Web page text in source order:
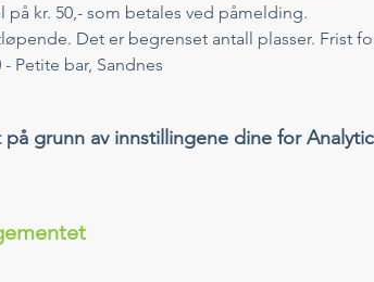
på kr. 50,- som betales ved påmelding.
Det er begrenset antall plasser. Frist
- Petite bar, Sandnes
grunn av innstillingene dine for